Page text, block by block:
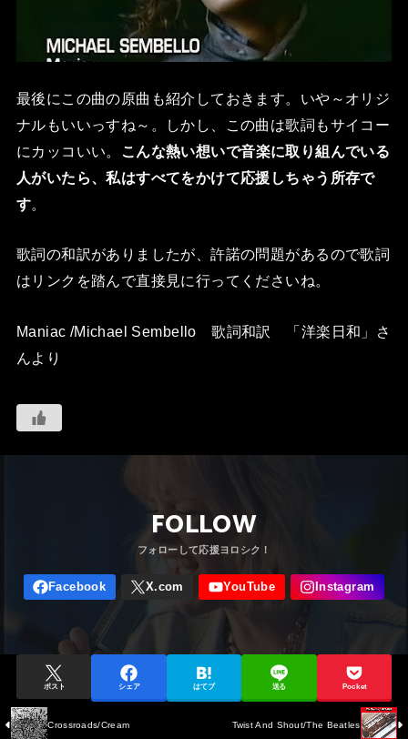
最後にこの曲の原曲も紹介しておきます。いや～オリジ
ナルもいいっすね～。しかし、この曲は歌詞もサイコー
にカッコいい。
こんな熱い想いで音楽に取り組んでいる
人がいたら、私はすべてをかけて応援しちゃう所存で
す。
歌詞の和訳がありましたが、許諾の問題があるので歌詞
はリンクを踏んで直接見に行ってくださいね。
Maniac /Michael Sembello 歌詞和訳 「洋楽日和」さ
ん より
FOLLOW
ポスト シェア はてブ 送る Pocket
Crossroads/Cream Twist And Shout/The Beatles